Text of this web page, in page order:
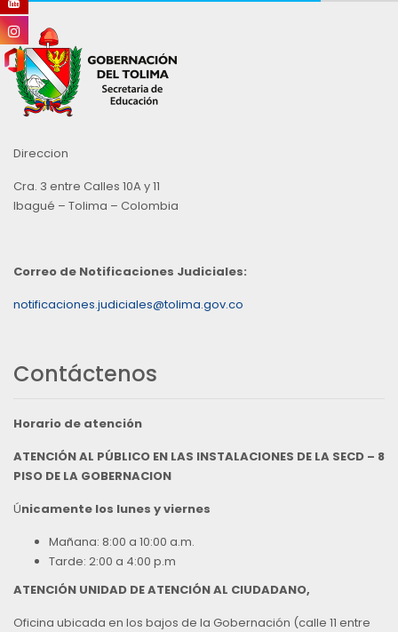
Direccion
Cra. 3 entre Calles 10A y 11
Ibagué – Tolima – Colombia
Correo de Notificaciones Judiciales:
notificaciones.judiciales@tolima.gov.co
Contáctenos
Horario de atención
ATENCIÓN AL PÚBLICO EN LAS INSTALACIONES DE LA SECD – 8
PISO DE LA GOBERNACION
Únicamente los lunes y viernes
Mañana: 8:00 a 10:00 a.m.
Tarde: 2:00 a 4:00 p.m
ATENCIÓN UNIDAD DE ATENCIÓN AL CIUDADANO,
Oficina ubicada en los bajos de la Gobernación (calle 11 entre